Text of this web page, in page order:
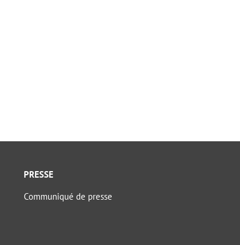
PRESSE
Communiqué de presse